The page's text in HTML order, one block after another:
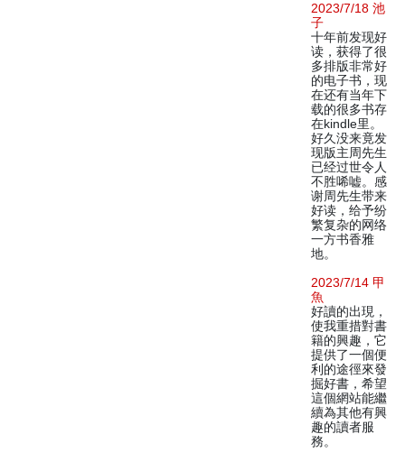
2023/7/18 池
子
十年前发现好
读，获得了很
多排版非常好
的电子书，现
在还有当年下
载的很多书存
在kindle里。
好久没来竟发
现版主周先生
已经过世令人
不胜唏嘘。感
谢周先生带来
好读，给予纷
繁复杂的网络
一方书香雅
地。
2023/7/14 甲
魚
好讀的出現，
使我重措對書
籍的興趣，它
提供了一個便
利的途徑來發
掘好書，希望
這個網站能繼
續為其他有興
趣的讀者服
務。